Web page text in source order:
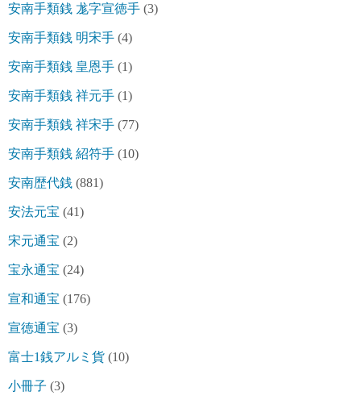
安南手類銭 尨字宣徳手 (3)
安南手類銭 明宋手 (4)
安南手類銭 皇恩手 (1)
安南手類銭 祥元手 (1)
安南手類銭 祥宋手 (77)
安南手類銭 紹符手 (10)
安南歴代銭 (881)
安法元宝 (41)
宋元通宝 (2)
宝永通宝 (24)
宣和通宝 (176)
宣徳通宝 (3)
富士1銭アルミ貨 (10)
小冊子 (3)